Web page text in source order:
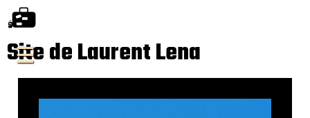
Site de Laurent Lena